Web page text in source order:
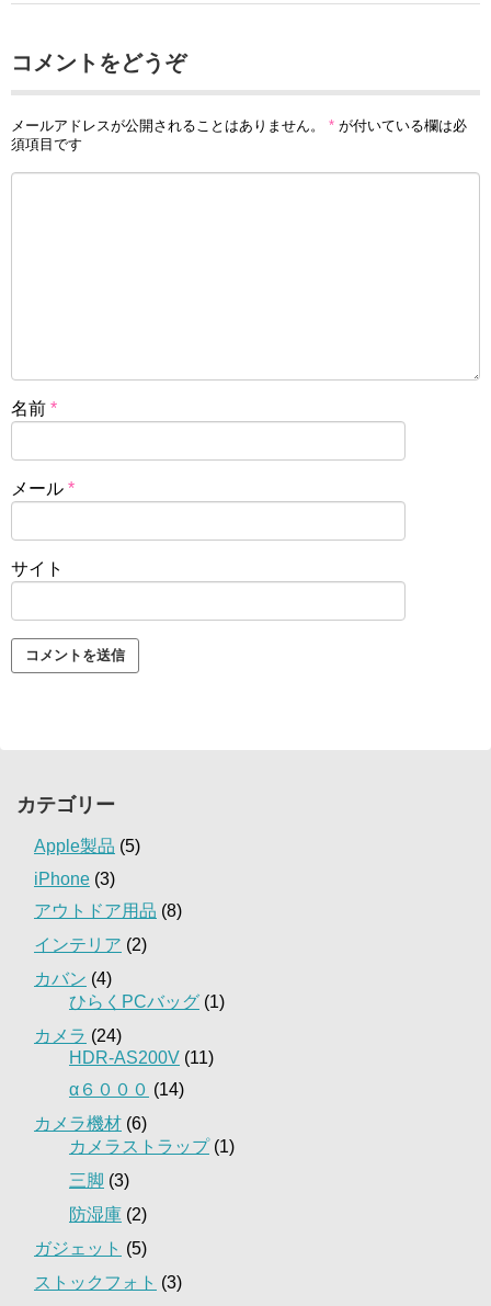
コメントをどうぞ
メールアドレスが公開されることはありません。 * が付いている欄は必
須項目です
名前 *
メール *
サイト
カテゴリー
Apple製品 (5)
iPhone (3)
アウトドア用品 (8)
インテリア (2)
カバン (4)
ひらくPCバッグ (1)
カメラ (24)
HDR-AS200V (11)
α６０００ (14)
カメラ機材 (6)
カメラストラップ(1)
三脚 (3)
防湿庫 (2)
ガジェット (5)
ストックフォト (3)